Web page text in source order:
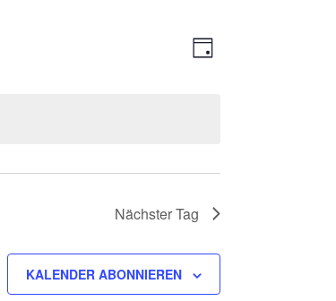
TAG
Nächster Tag
KALENDER ABONNIEREN